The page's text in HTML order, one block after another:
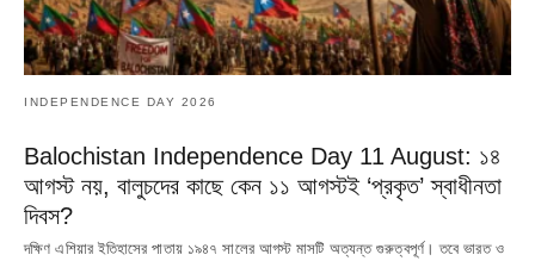
INDEPENDENCE DAY 2026
Balochistan Independence Day 11 August: ১৪
আগস্ট নয়, বালুচদের কাছে কেন ১১ আগস্টই ‘প্রকৃত’ স্বাধীনতা
দিবস?
দক্ষিণ এশিয়ার ইতিহাসের পাতায় ১৯৪৭ সালের আগস্ট মাসটি অত্যন্ত গুরুত্বপূর্ণ। তবে ভারত ও